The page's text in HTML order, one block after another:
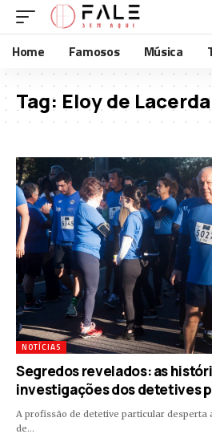
Home Famosos Música
Tag: Eloy de
NOTÍCIAS
Segredos revelados: as
investigações dos detetives
A profissão de detetive particular desperta
de…